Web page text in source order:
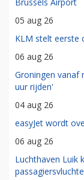
05 aug 26
KLM stelt eerste
06 aug 26
Groningen vanaf
uur rijden'
04 aug 26
easyJet wordt
06 aug 26
Luchthaven Luik